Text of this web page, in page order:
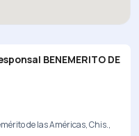
BENEMERITO DE
de las Américas, Chis.,